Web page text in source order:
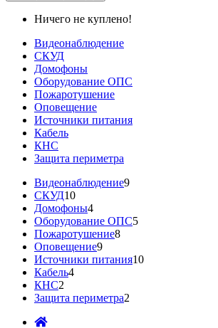
Ничего не куплено!
Видеонаблюдение
СКУД
Домофоны
Оборудование ОПС
Пожаротушение
Оповещение
Источники питания
Кабель
КНС
Защита периметра
Видеонаблюдение9
СКУД10
Домофоны4
Оборудование ОПС5
Пожаротушение8
Оповещение9
Источники питания10
Кабель4
КНС2
Защита периметра2